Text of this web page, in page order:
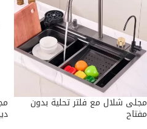
مجلى شلال مع فلتر تحلية بدون
مفتاح